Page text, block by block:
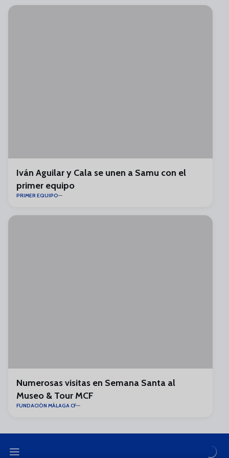
Iván Aguilar y Cala se unen a Samu con el
primer equipo
PRIMER EQUIPO
Numerosas visitas en Semana Santa al
Museo & Tour MCF
FUNDACIÓN MÁLAGA CF